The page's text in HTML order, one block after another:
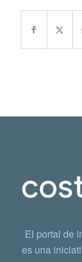
El portal de
es una